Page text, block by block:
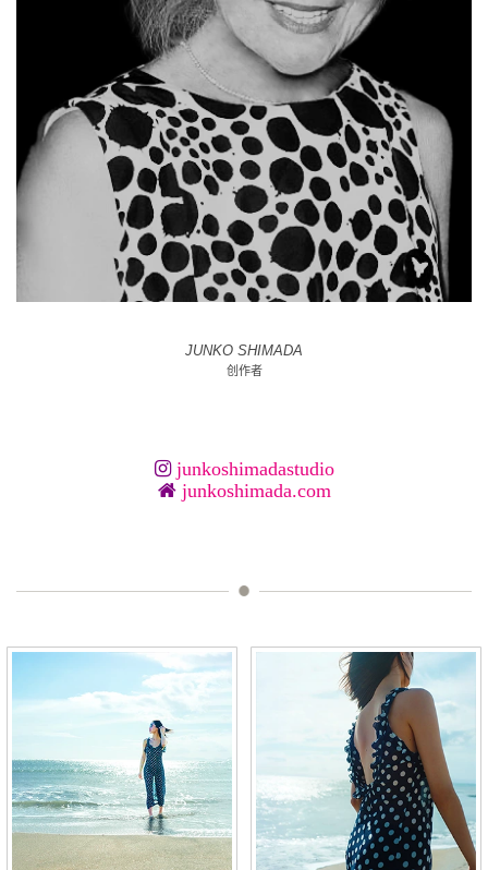
JUNKO SHIMADA
创作者
junkoshimadastudio
junkoshimada.com
— No.9 TATEYAMA —